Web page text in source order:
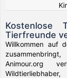
Kostenlose
Tierfreunde
Willkommen auf
Animour.org